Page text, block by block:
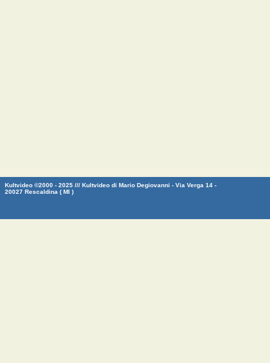
Kultvideo ©2000 - 2025 /// Kultvideo di Mario Degiovanni - Via Verga 14 -
20027 Rescaldina ( MI )